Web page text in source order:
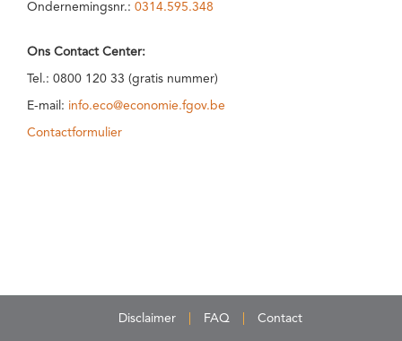
Ondernemingsnr.: 0314.595.348
Ons Contact Center:
Tel.: 0800 120 33 (gratis nummer)
E-mail: info.eco@economie.fgov.be
Contactformulier
Disclaimer FAQ Contact